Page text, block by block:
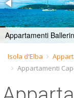
Appartamenti
Isola d'Elba
Appartamenti